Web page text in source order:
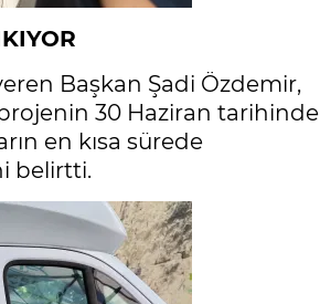
Başkan Şadi Özdemir,
30 Haziran tarihinde
en kısa sürede
belirtti.